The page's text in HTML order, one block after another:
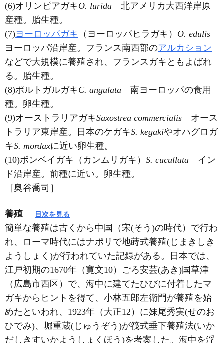
(6)オリンピアガキO. lurida 北アメリカ大西洋岸原
産種。胎生種。
(7)ヨーロッパガキ （ヨーロッパヒラガキ） O. edulis
ヨーロッパ沿岸産。フランス南西部のアルカション
などで大規模に養殖され、フランスガキともよばれ
る。胎生種。
(8)ポルトガルガキC. angulata 南ヨーロッパの食用
種。卵生種。
(9)オーストラリアガキSaxostrea commercialis オース
トラリア東岸産。日本のケガキS. kegakiやオハグロガ
キS. mordaxに近い卵生種。
(10)ボンベイガキ（カンムリガキ） S. cucullata イン
ド沿岸産。前種に近い。卵生種。
［奥谷喬司］
養殖 目次を見る
簡単な養殖は古くから中国（宋(そう)の時代）で行わ
れ、ローマ時代にはナポリで地蒔式養殖(じまきしき
ようしょく)が行われていた記録がある。日本では、
江戸初期の1670年（寛文10）ごろ安芸(あき)国草津
（広島市西区）で、海中に建てたひびに付着したマ
ガキからヒントを得て、小林五郎左衛門が養殖を始
めたといわれ、1923年（大正12）に妹尾秀実(せのお
ひでみ)、堀重蔵(じゅうぞう)が筏式垂下養殖法(いか
だしきすいかようしょくほう)を考案した。海中を浮